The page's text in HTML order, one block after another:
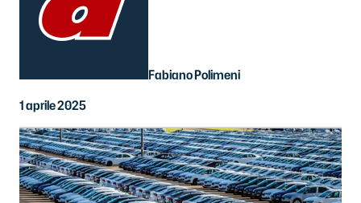
Fabiano Polimeni
1 aprile 2025